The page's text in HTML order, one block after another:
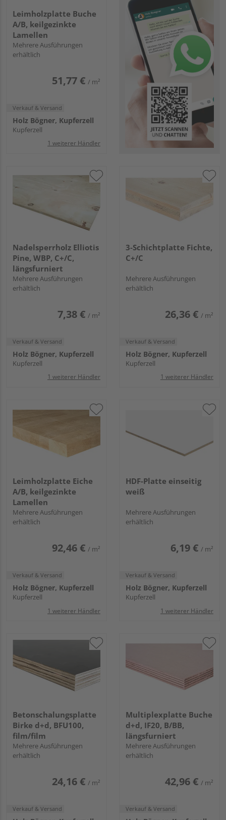
Leimholzplatte Buche
A/B, keilgezinkte
Lamellen
Mehrere Ausführungen
erhältlich
51,77 € / m²
Verkauf & Versand
Holz Bögner, Kupferzell
Kupferzell
1 weiterer Händler
Nadelsperrholz Elliotis
Pine, WBP, C+/C,
längsfurniert
Mehrere Ausführungen
erhältlich
7,38 € / m²
Verkauf & Versand
Holz Bögner, Kupferzell
Kupferzell
1 weiterer Händler
3-Schichtplatte Fichte,
C+/C
Mehrere Ausführungen
erhältlich
26,36 € / m²
Verkauf & Versand
Holz Bögner, Kupferzell
Kupferzell
1 weiterer Händler
Leimholzplatte Eiche
A/B, keilgezinkte
Lamellen
Mehrere Ausführungen
erhältlich
92,46 € / m²
Verkauf & Versand
Holz Bögner, Kupferzell
Kupferzell
1 weiterer Händler
HDF-Platte einseitig
weiß
Mehrere Ausführungen
erhältlich
6,19 € / m²
Verkauf & Versand
Holz Bögner, Kupferzell
Kupferzell
1 weiterer Händler
Betonschalungsplatte
Birke d+d, BFU100,
film/film
Mehrere Ausführungen
erhältlich
24,16 € / m²
Verkauf & Versand
Multiplexplatte Buche
d+d, IF20, B/BB,
längsfurniert
Mehrere Ausführungen
erhältlich
42,96 € / m²
Verkauf & Versand